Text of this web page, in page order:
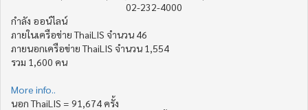
02-232-4000
กำลัง ออน์ไลน์
ภายในเครือข่าย ThaiLIS จำนวน 46
ภายนอกเครือข่าย ThaiLIS จำนวน 1,554
รวม 1,600 คน
More info..
นอก ThaiLIS = 91,674 ครั้ง